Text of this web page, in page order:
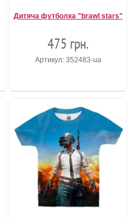
Дитяча футболка "brawl stars"
475 грн.
Артикул: 352483-ua